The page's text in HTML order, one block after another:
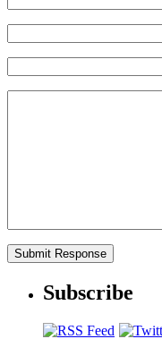
Subscribe